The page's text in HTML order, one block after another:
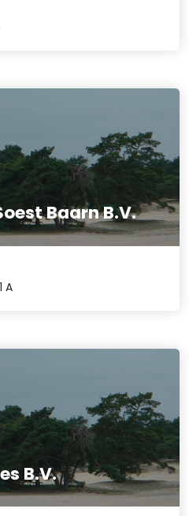
Baarn B.V.
A
B.V.